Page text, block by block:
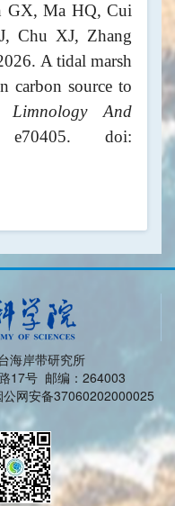
GX, Ma HQ, Cui
Chu XJ, Zhang
A tidal marsh
carbon source to
Limnology And
doi:
海岸带研究所
17号 邮编：264003
公网安备37060202000025